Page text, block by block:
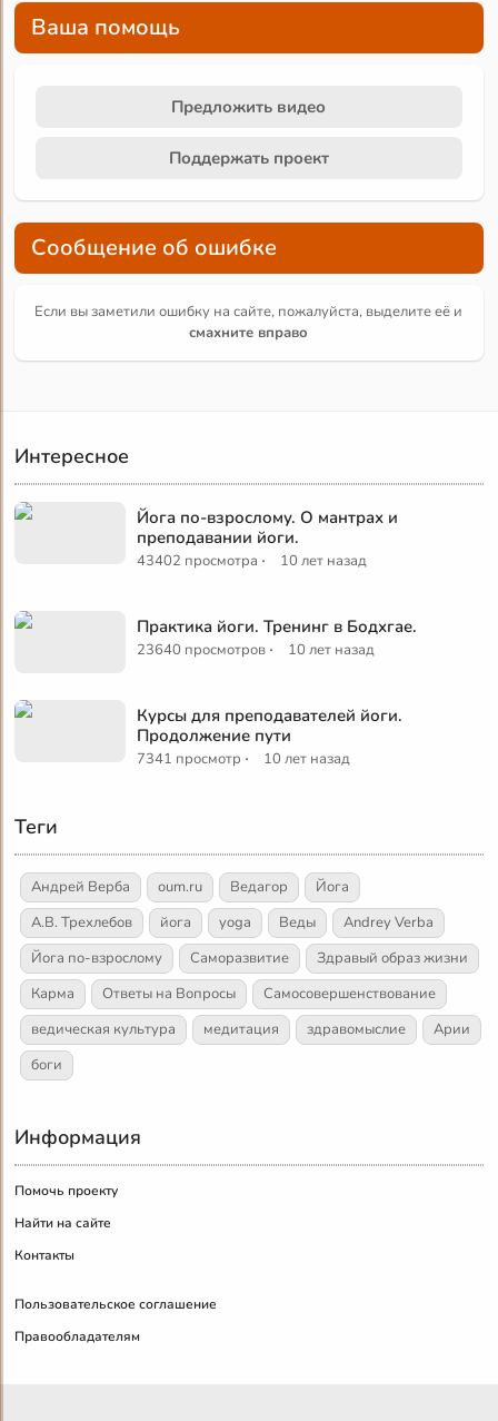
Ваша помощь
Предложить видео
Поддержать проект
Сообщение об ошибке
Если вы заметили ошибку на сайте, пожалуйста, выделите её и
смахните вправо
Интересное
Йога по-взрослому. О мантрах и
преподавании йоги.
43402 просмотра · 10 лет назад
Практика йоги. Тренинг в Бодхгае.
23640 просмотров · 10 лет назад
Курсы для преподавателей йоги.
Продолжение пути
7341 просмотр · 10 лет назад
Теги
Андрей Верба oum.ru Ведагор
Йога
А.В. Трехлебов
йога yoga Веды
Andrey Verba
Йога по-взрослому
Саморазвитие
Здравый образ жизни
Карма
Ответы на Вопросы
Самосовершенствование
ведическая культура
медитация здравомыслие
Арии
боги
Информация
Помочь проекту
Найти на сайте
Контакты
Пользовательское соглашение
Правообладателям